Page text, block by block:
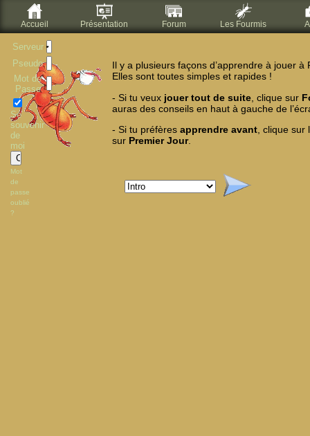
Serveur
Pseudo
Mot de
Passe
Se
souvenir
de
moi
Mot
de
passe
oublié
?
Accueil Présentation Forum Les Fourmis
Il y a plusieurs façons d’apprendre à jouer à
Elles sont toutes simples et rapides !
- Si tu veux jouer tout de suite , clique sur
auras des conseils en haut à gauche de
- Si tu préfères apprendre avant , clique
sur Premier Jour.